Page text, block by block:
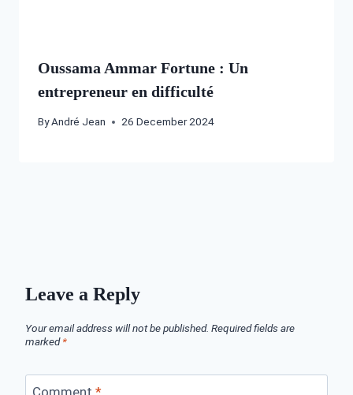
Oussama Ammar Fortune : Un
entrepreneur en difficulté
ByAndré Jean 26 December 2024
Leave a Reply
Your email address will not be published. Required fields are
marked*
Comment *